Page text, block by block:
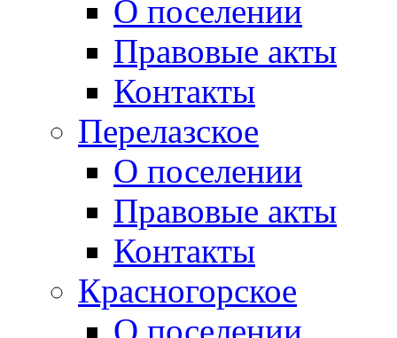
О поселении
Правовые акты
Контакты
Перелазское
О поселении
Правовые акты
Контакты
Красногорское
О поселении